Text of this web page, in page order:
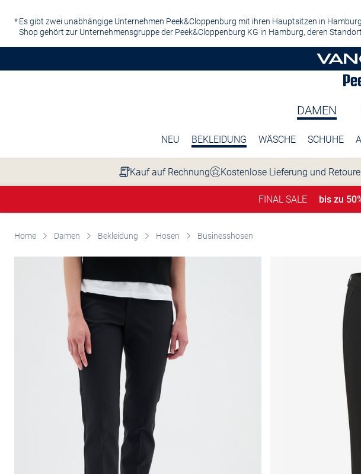
Es gibt zwei unabhängige Unternehmen Peek&Cloppenburg mit ihren Hauptsitzen in
Shop gehört zur Unternehmensgruppe der Peek&Cloppenburg KG in Hamburg, deren
DAMEN
NEU BEKLEIDUNG WÄSCHE SCHUHE
Kauf auf Rechnung Kostenlose Lieferung und
FINAL SALE bis zu
Home Damen Bekleidung Hosen Businesshosen